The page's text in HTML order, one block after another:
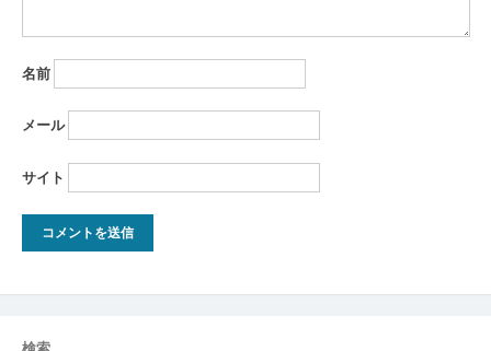
名前
メール
サイト